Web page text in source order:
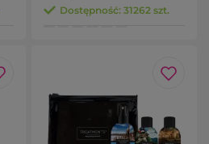
Dostępność: 31262 szt.